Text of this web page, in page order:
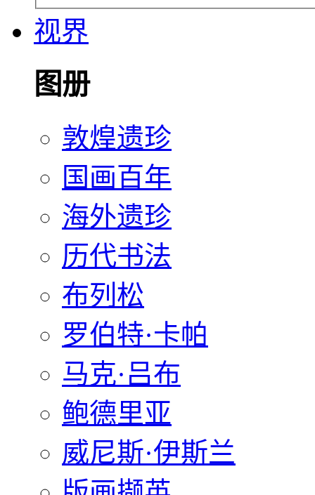
视界
图册
敦煌遗珍
国画百年
海外遗珍
历代书法
布列松
罗伯特·卡帕
马克·吕布
鲍德里亚
威尼斯·伊斯兰